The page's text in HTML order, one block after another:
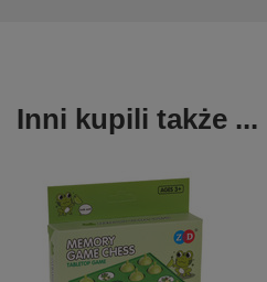
Inni kupili także ...